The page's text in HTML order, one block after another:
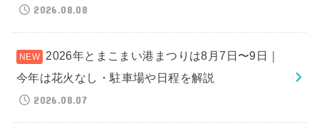
2026.08.08
2026年とまこまい港まつりは8月7日〜9日｜
今年は花火なし・駐車場や日程を解説
2026.08.07